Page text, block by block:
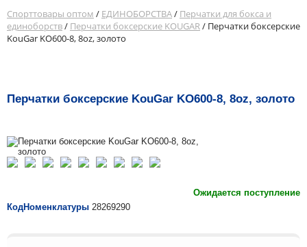
Спорттовары оптом / ЕДИНОБОРСТВА/ Перчатки для бокса и
единоборств/ Перчатки боксерские KOUGAR/ Перчатки боксерские
KouGar KO600-8, 8oz, золото
Перчатки боксерские KouGar KO600-8, 8oz, золото
Ожидается поступление
КодНоменклатуры 28269290